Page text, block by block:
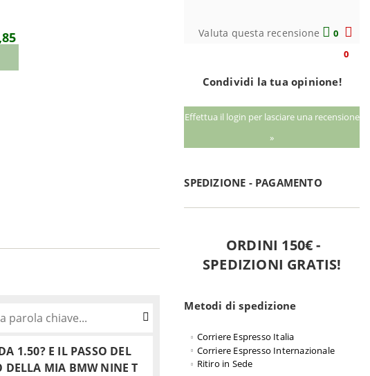
1.50? E IL PASSO DEL
DELLA MIA BMW NINE T
Valuta questa recensione
0
0
Condividi la tua opinione!
Effettua il login per lasciare una recensione
»
SPEDIZIONE - PAGAMENTO
ORDINI 150€ -
SPEDIZIONI GRATIS!
Metodi di spedizione
Corriere Espresso Italia
Corriere Espresso Internazionale
Ritiro in Sede